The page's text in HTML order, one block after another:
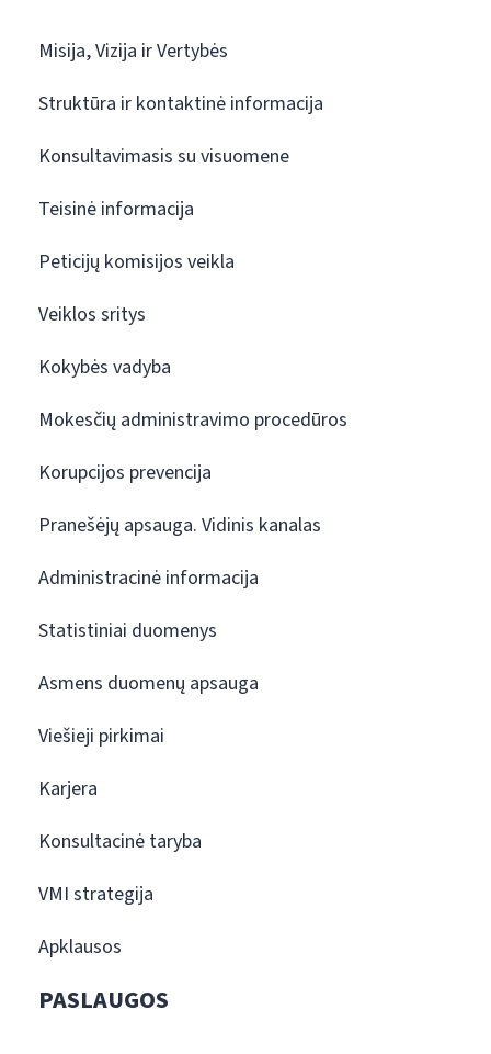
Misija, Vizija ir Vertybės
Struktūra ir kontaktinė informacija
Konsultavimasis su visuomene
Teisinė informacija
Peticijų komisijos veikla
Veiklos sritys
Kokybės vadyba
Mokesčių administravimo procedūros
Korupcijos prevencija
Pranešėjų apsauga. Vidinis kanalas
Administracinė informacija
Statistiniai duomenys
Asmens duomenų apsauga
Viešieji pirkimai
Karjera
Konsultacinė taryba
VMI strategija
Apklausos
PASLAUGOS